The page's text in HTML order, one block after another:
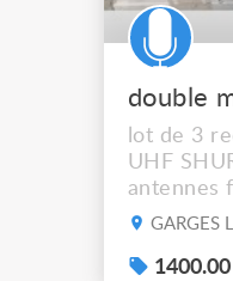
lot de 3
UHF
antennes
L3E (638/
avec au
GARGES